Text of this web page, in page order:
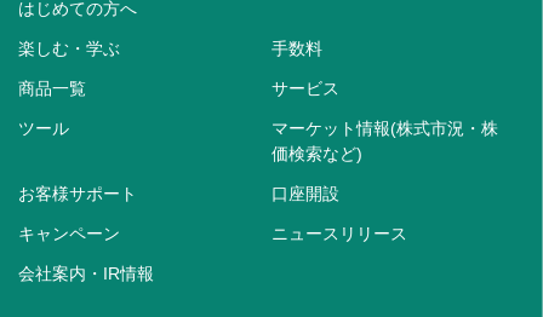
はじめての方へ
楽しむ・学ぶ 手数料
商品一覧 サービス
ツール
マーケット情報(株式市況・株
価検索など)
お客様サポート 口座開設
キャンペーン ニュースリリース
会社案内・IR情報